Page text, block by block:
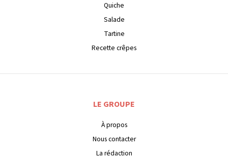
Quiche
Salade
Tartine
Recette crêpes
LE GROUPE
À propos
Nous contacter
La rédaction